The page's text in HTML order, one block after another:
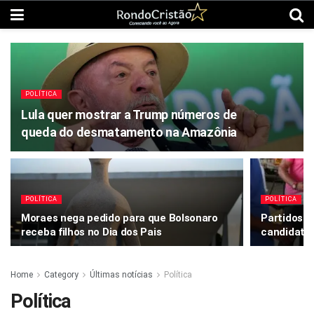
POLÍTICA
Lula quer mostrar a Trump números de
queda do desmatamento na Amazônia
POLÍTICA
Moraes nega pedido para que Bolsonaro
receba filhos no Dia dos Pais
POLÍTICA
Partidos
Home Category Últimas notícias Política
Política